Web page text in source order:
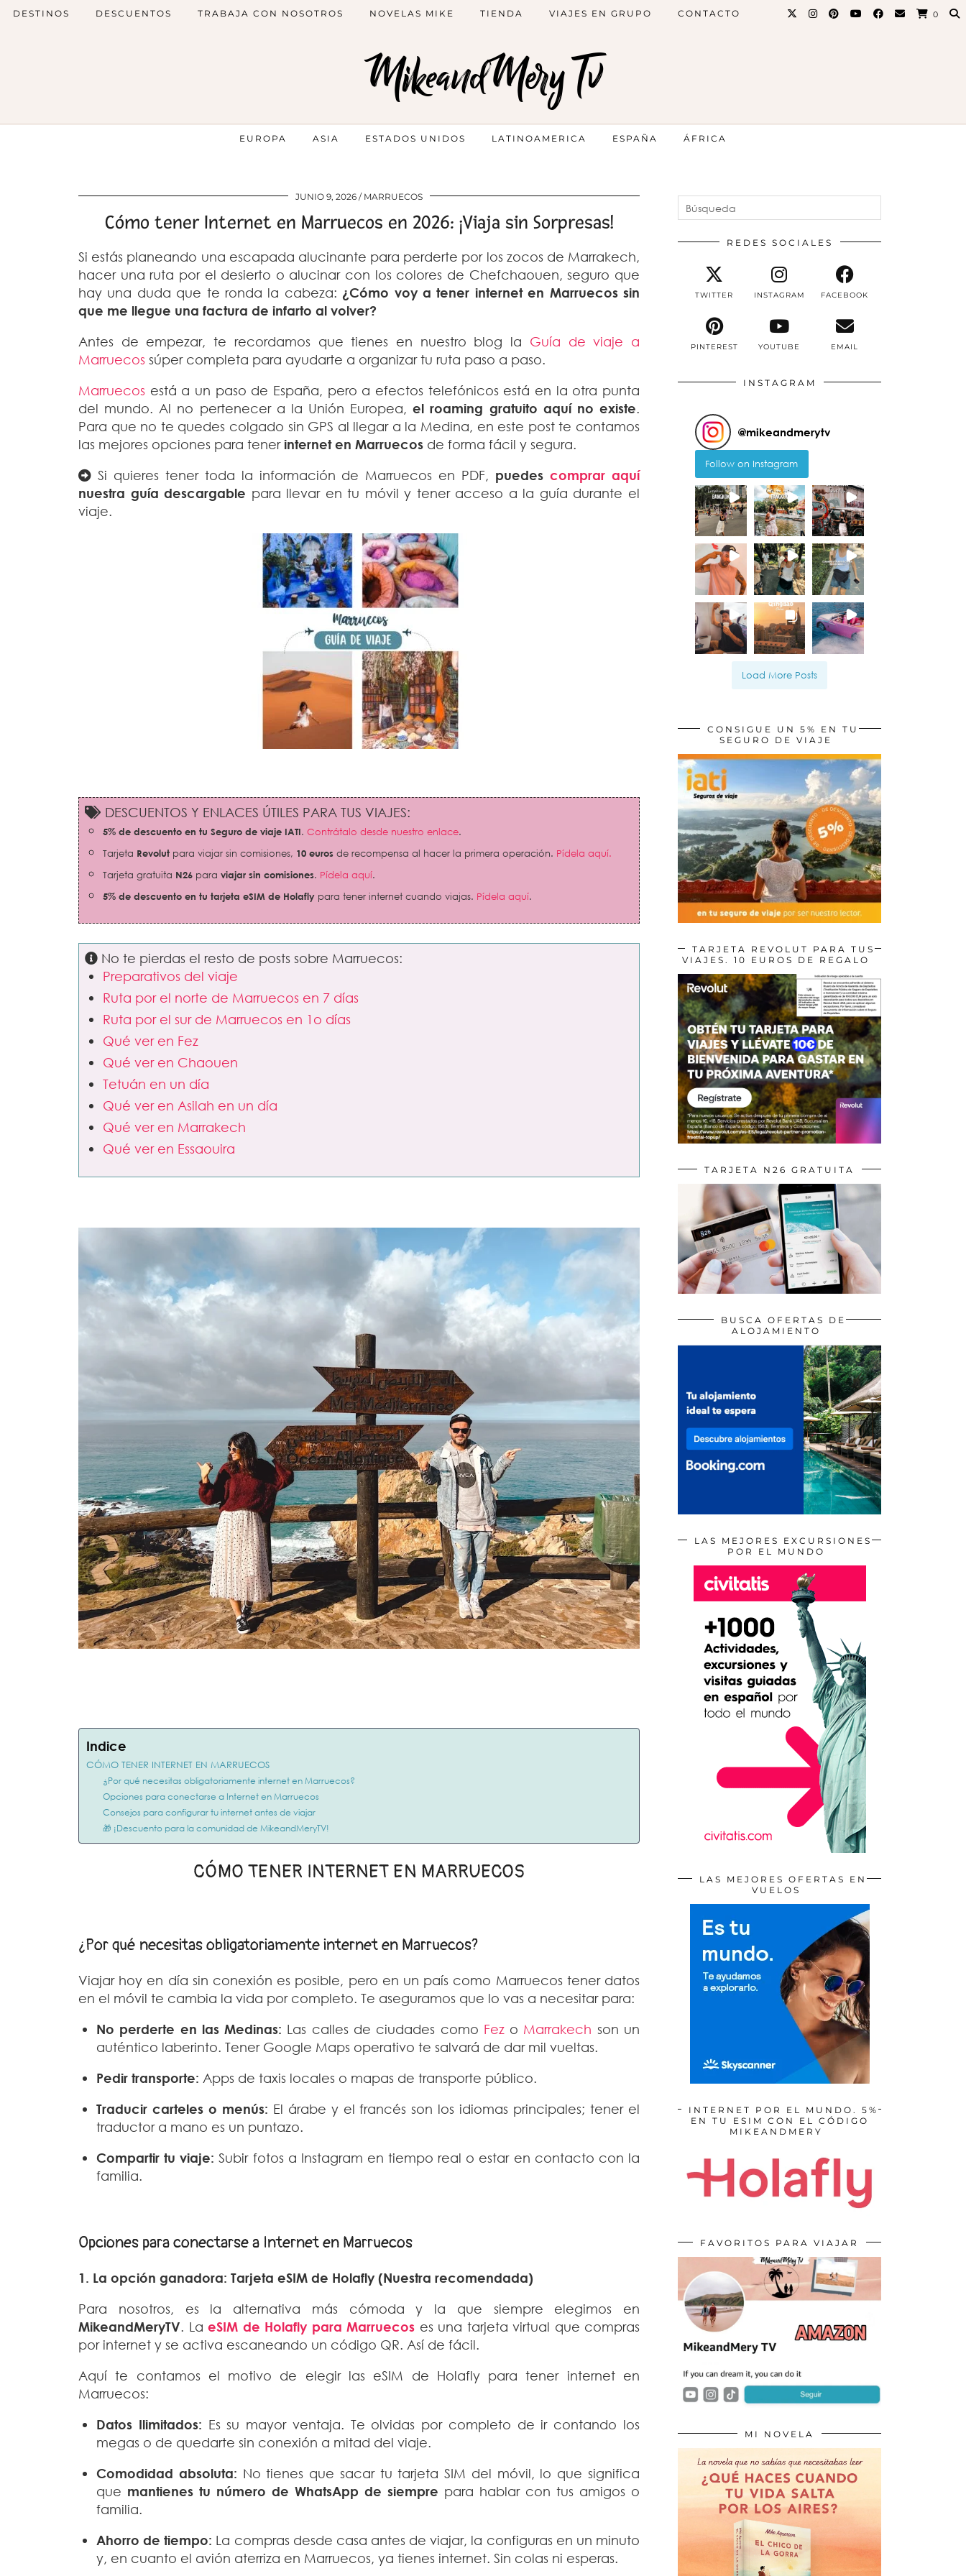
MikeandMery Tv
DESTINOS DESCUENTOS TRABAJA CON NOSOTROS NOVELAS MIKE TIENDA VIAJES EN GRUPO CONTACTO 0
EUROPA ASIA ESTADOS UNIDOS LATINOAMERICA ESPAÑA ÁFRICA
JUNIO 9, 2026 MARRUECOS
Cómo tener Internet en Marruecos en 2026: ¡Viaja sin Sorpresas!
Si estás planeando una escapada alucinante para perderte por los zocos de Marrakech,
hacer una ruta por el desierto o alucinar con los colores de Chefchaouen, seguro que
hay una duda que te ronda la cabeza: ¿Cómo voy a tener internet en Marruecos sin
que me llegue una factura de infarto al volver?
Antes de empezar, te recordamos que tienes en nuestro blog la Guía de viaje a
Marruecos súper completa para ayudarte a organizar tu ruta paso a paso.
Marruecos está a un paso de España, pero a efectos telefónicos está en la otra punta
del mundo. Al no pertenecer a la Unión Europea,el roaming gratuito aquí no existe.
Para que no te quedes colgado sin GPS al llegar a la Medina, en este post te contamos
las mejores opciones para tenerinternet en Marruecos de forma fácil y segura.
Si quieres tener toda la información de Marruecos en PDF, puedescomprar aquí
nuestra guía descargable para llevar en tu móvil y tener acceso a la guía durante el
viaje.
DESCUENTOS Y ENLACES ÚTILES PARA TUS VIAJES:
5% de descuento en tu Seguro de viaje IATI. Contrátalo desde nuestro enlace.
Tarjeta Revolut para viajar sin comisiones, 10 euros de recompensa al hacer la primera operación. Pídela aquí.
Tarjeta gratuita N26 para viajar sin comisiones. Pídela aquí.
5% de descuento en tu tarjeta eSIM de Holafly para tener internet cuando viajas. Pídela aquí.
No te pierdas el resto de posts sobre Marruecos:
Preparativos del viaje
Ruta por el norte de Marruecos en 7 días
Ruta por el sur de Marruecos en 1o días
Qué ver en Fez
Qué ver en Chaouen
Tetuán en un día
Qué ver en Asilah en un día
Qué ver en Marrakech
Qué ver en Essaouira
Indice
CÓMO TENER INTERNET EN MARRUECOS
¿Por qué necesitas obligatoriamente internet en Marruecos?
Opciones para conectarse a Internet en Marruecos
Consejos para configurar tu internet antes de viajar
🎁 ¡Descuento para la comunidad de MikeandMeryTV!
CÓMO TENER INTERNET EN MARRUECOS
¿Por qué necesitas obligatoriamente internet en Marruecos?
Viajar hoy en día sin conexión es posible, pero en un país como Marruecos tener datos
en el móvil te cambia la vida por completo. Te aseguramos que lo vas a necesitar para:
No perderte en las Medinas: Las calles de ciudades como Fezo Marrakech son un
auténtico laberinto. Tener Google Maps operativo te salvará de dar mil vueltas.
Pedir transporte: Apps de taxis locales o mapas de transporte público.
Traducir carteles o menús: El árabe y el francés son los idiomas principales; tener el
traductor a mano es un puntazo.
Compartir tu viaje: Subir fotos a Instagram en tiempo real o estar en contacto con la
familia.
Opciones para conectarse a Internet en Marruecos
1. La opción ganadora: Tarjeta eSIM de Holafly (Nuestra recomendada)
Para nosotros, es la alternativa más cómoda y la que siempre elegimos en
MikeandMeryTV. La eSIM de Holafly para Marruecos es una tarjeta virtual que compras
por internet y se activa escaneando un código QR. Así de fácil.
Aquí te contamos el motivo de elegir las eSIM de Holafly para tener internet en
Marruecos:
Datos Ilimitados: Es su mayor ventaja. Te olvidas por completo de ir contando los
megas o de quedarte sin conexión a mitad del viaje.
Comodidad absoluta: No tienes que sacar tu tarjeta SIM del móvil, lo que significa
que mantienes tu número de WhatsApp de siempre para hablar con tus amigos o
familia.
Ahorro de tiempo: La compras desde casa antes de viajar, la configuras en un minuto
y, en cuanto el avión aterriza en Marruecos, ya tienes internet. Sin colas ni esperas.
REDES SOCIALES
TWITTER INSTAGRAM FACEBOOK
PINTEREST YOUTUBE EMAIL
INSTAGRAM
@mikeandmerytv
Follow on Instagram
Load More Posts
CONSIGUE UN 5% EN TU
SEGURO DE VIAJE
TARJETA REVOLUT PARA TUS
VIAJES. 10 EUROS DE REGALO
TARJETA N26 GRATUITA
BUSCA OFERTAS DE
ALOJAMIENTO
LAS MEJORES EXCURSIONES
POR EL MUNDO
LAS MEJORES OFERTAS EN
VUELOS
INTERNET POR EL MUNDO. 5%
EN TU ESIM CON EL CÓDIGO
MIKEANDMERY
FAVORITOS PARA VIAJAR
MI NOVELA